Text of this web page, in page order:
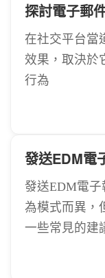
探討電子郵
在社交平台當
效果，取決於
行為
發送EDM電
發送EDM電
為模式而異，
一些常見的建